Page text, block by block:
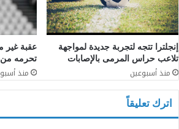
إنجلترا تتجه لتجربة جديدة لمواجهة
تلاعب حراس المرمى بالإصابات
منذ أسبوعين
عقبة غير
تحرمه من
منذ
اترك تعليقاً